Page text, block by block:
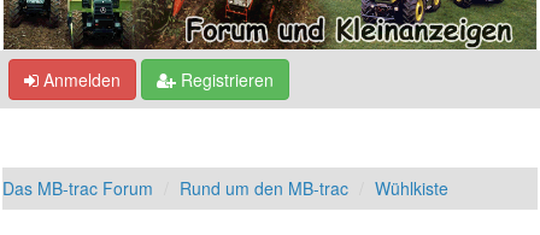
Anmelden Registrieren
Das MB-trac Forum Rund um den MB-trac Wühlkiste